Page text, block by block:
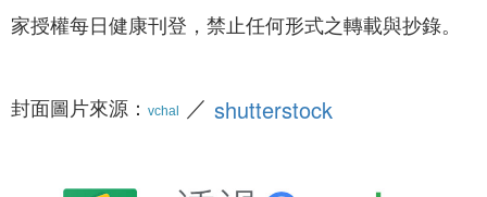
家授權每日健康刊登，禁止任何形式之轉載與抄錄。
封面圖片來源： vchal ／ shutterstock